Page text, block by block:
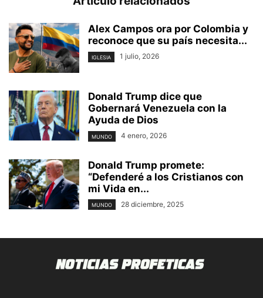
Alex Campos ora por Colombia y
reconoce que su país necesita...
IGLESIA 1 julio, 2026
Donald Trump dice que
Gobernará Venezuela con la
Ayuda de Dios
MUNDO 4 enero, 2026
Donald Trump promete:
“Defenderé a los Cristianos con
mi Vida en...
MUNDO 28 diciembre, 2025